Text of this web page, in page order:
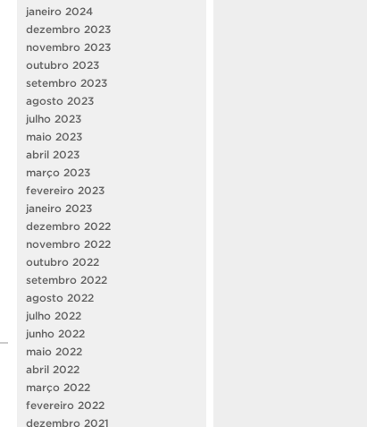
janeiro 2024
dezembro 2023
novembro 2023
outubro 2023
setembro 2023
agosto 2023
julho 2023
maio 2023
abril 2023
março 2023
fevereiro 2023
janeiro 2023
dezembro 2022
novembro 2022
outubro 2022
setembro 2022
agosto 2022
julho 2022
junho 2022
maio 2022
abril 2022
março 2022
fevereiro 2022
dezembro 2021